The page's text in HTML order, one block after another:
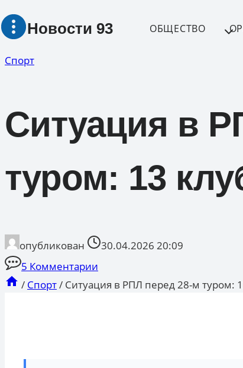
Перейти
Новости 93 ОБЩЕСТВО
Спорт
Ситуация в
туром: 13
опубликован
30.04.2026 20:09
5 Комментарии
/ Спорт/ Ситуация в РПЛ перед 28-м туром: